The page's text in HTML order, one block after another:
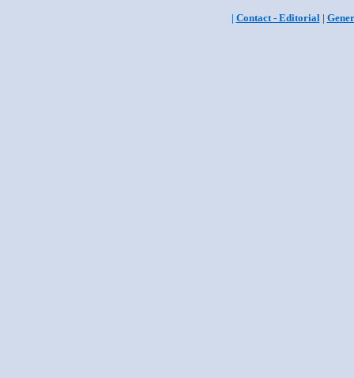
| Contact - Editorial|